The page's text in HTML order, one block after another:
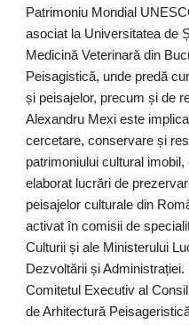
Patrimoniu Mondial
asociat la Universitatea de
Medicină Veterinară din
Peisagistică, unde predă
și peisajelor, precum și de
Alexandru Mexi este
cercetare, conservare și
patrimoniului cultural
elaborat lucrări de
peisajelor culturale din
activat în comisii de
Culturii și ale Ministerului
Dezvoltării și
Comitetul Executiv al
de Arhitectură